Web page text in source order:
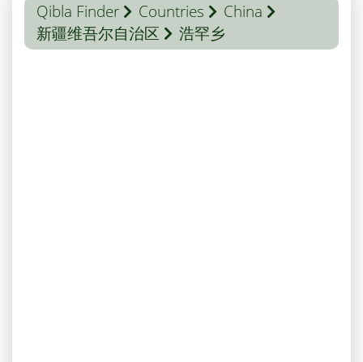
Qibla Finder Countries
China
新疆维吾尔自治区
浩罕乡